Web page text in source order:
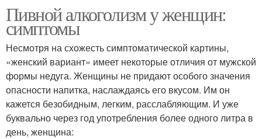
Пивной алкоголизм у женщин:
симптомы
Несмотря на схожесть симптоматической картины,
«женский вариант» имеет некоторые отличия от мужской
формы недуга. Женщины не придают особого значения
опасности напитка, наслаждаясь его вкусом. Им он
кажется безобидным, легким, расслабляющим. И уже
буквально через год употребления более одного литра в
день, женщина: